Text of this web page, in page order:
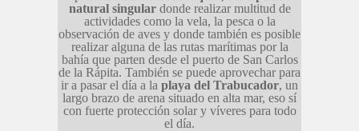
natural singulardonde realizar multitud de
actividades como la vela, la pesca o la
observación de aves y donde también es posible
realizar alguna de las rutas marítimas por la
bahía que parten desde el puerto de San Carlos
de la Rápita. También se puede aprovechar para
ir a pasar el día a la playa del Trabucador, un
largo brazo de arena situado en alta mar, eso sí
con fuerte protección solar y víveres para todo
el día.